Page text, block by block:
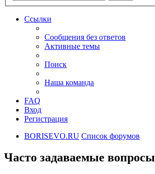
Ссылки
Сообщения без ответов
Активные темы
Поиск
Наша команда
FAQ
Вход
Регистрация
BORISEVO.RU Список форумов
Часто задаваемые вопросы